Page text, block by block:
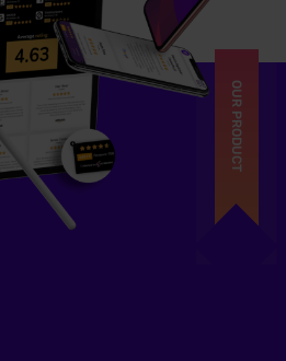
OUR PRODUCT